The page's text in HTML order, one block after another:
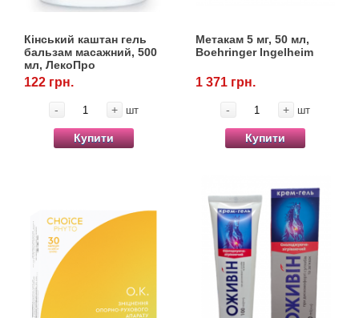
Кінський каштан гель
бальзам масажний, 500
мл, ЛекоПро
122 грн.
- + шт
Купити
Метакам 5 мг, 50 мл,
Boehringer Ingelheim
1 371 грн.
- + шт
Купити